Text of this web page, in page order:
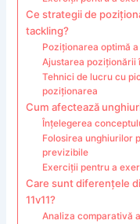
Ce strategii de
tackling?
Poziționarea optimă
Ajustarea poziționării
Tehnici de lucru cu
poziționarea
Cum afectează
Înțelegerea
Folosirea unghiurilor
previzibile
Exerciții pentru a
Care sunt diferențele
11v11?
Analiza comparativă